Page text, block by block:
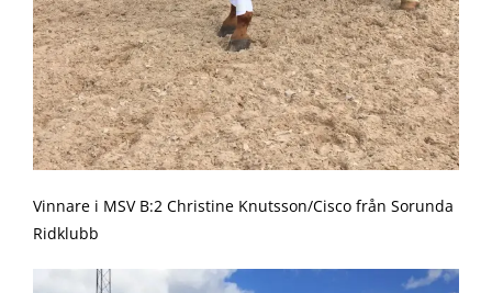
Vinnare i MSV B:2 Christine Knutsson/Cisco från Sorunda
Ridklubb